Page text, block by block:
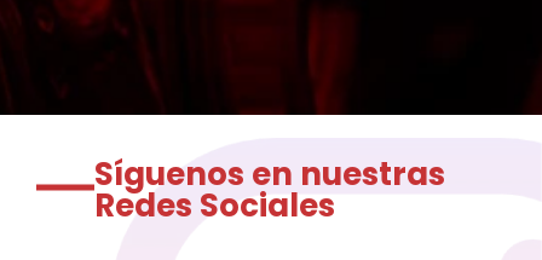
Síguenos en nuestras
Redes Sociales